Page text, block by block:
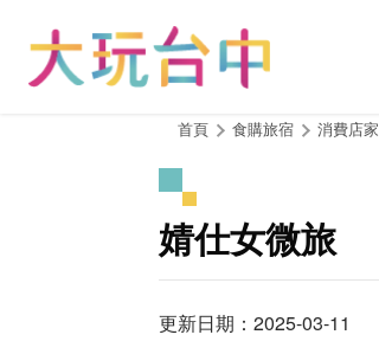
首頁 食購旅宿 消費店家
婧仕女微旅
更新日期：2025-03-11